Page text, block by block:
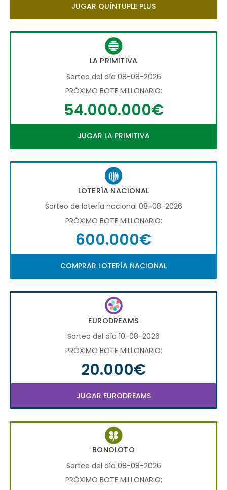
JUGAR QUÍNTUPLE PLUS
LA PRIMITIVA
Sorteo del día 08-08-2026
PRÓXIMO BOTE MILLONARIO:
54.000.000€
JUGAR LA PRIMITIVA
LOTERÍA NACIONAL
Sorteo de loterÍa nacional 08-08-2026
PRÓXIMO BOTE MILLONARIO:
600.000€
COMPRAR LOTERÍA NACIONAL
EURODREAMS
Sorteo del día 10-08-2026
PRÓXIMO BOTE MILLONARIO:
20.000€
JUGAR EURODREAMS
BONOLOTO
Sorteo del día 08-08-2026
PRÓXIMO BOTE MILLONARIO: